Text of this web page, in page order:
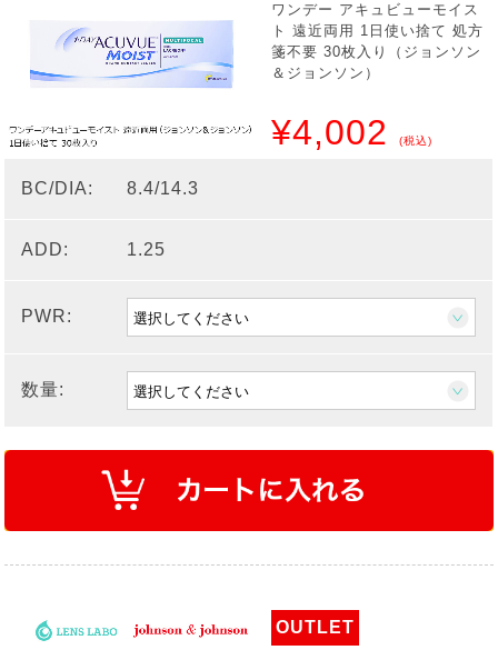
ワンデー アキュビューモイス
ト 遠近両用 1日使い捨て 処方
箋不要 30枚入り（ジョンソン
＆ジョンソン）
¥4,002(税込)
BC/DIA: 8.4/14.3
ADD: 1.25
PWR:
数量:
OUTLET